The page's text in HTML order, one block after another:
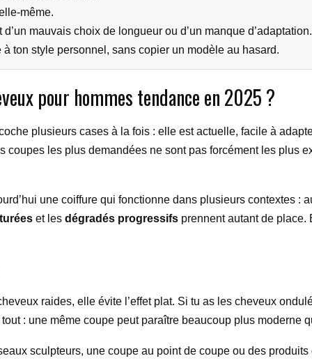
même.
mauvais choix de longueur ou d’un manque d’adaptation.
ton style personnel, sans copier un modèle au hasard.
pour hommes tendance en 2025 ?
plusieurs cases à la fois : elle est actuelle, facile à
coupes les plus demandées ne sont pas forcément les plus
une coiffure qui fonctionne dans plusieurs contextes :
et les dégradés progressifs prennent autant de place.
raides, elle évite l’effet plat. Si tu as les cheveux
: une même coupe peut paraître beaucoup plus moderne
sculpteurs, une coupe au point de coupe ou des produits